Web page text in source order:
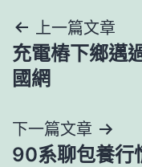
文
章
覽
上一篇文章
充電樁下鄉邁
國網
下一篇文章
90系聊包養行